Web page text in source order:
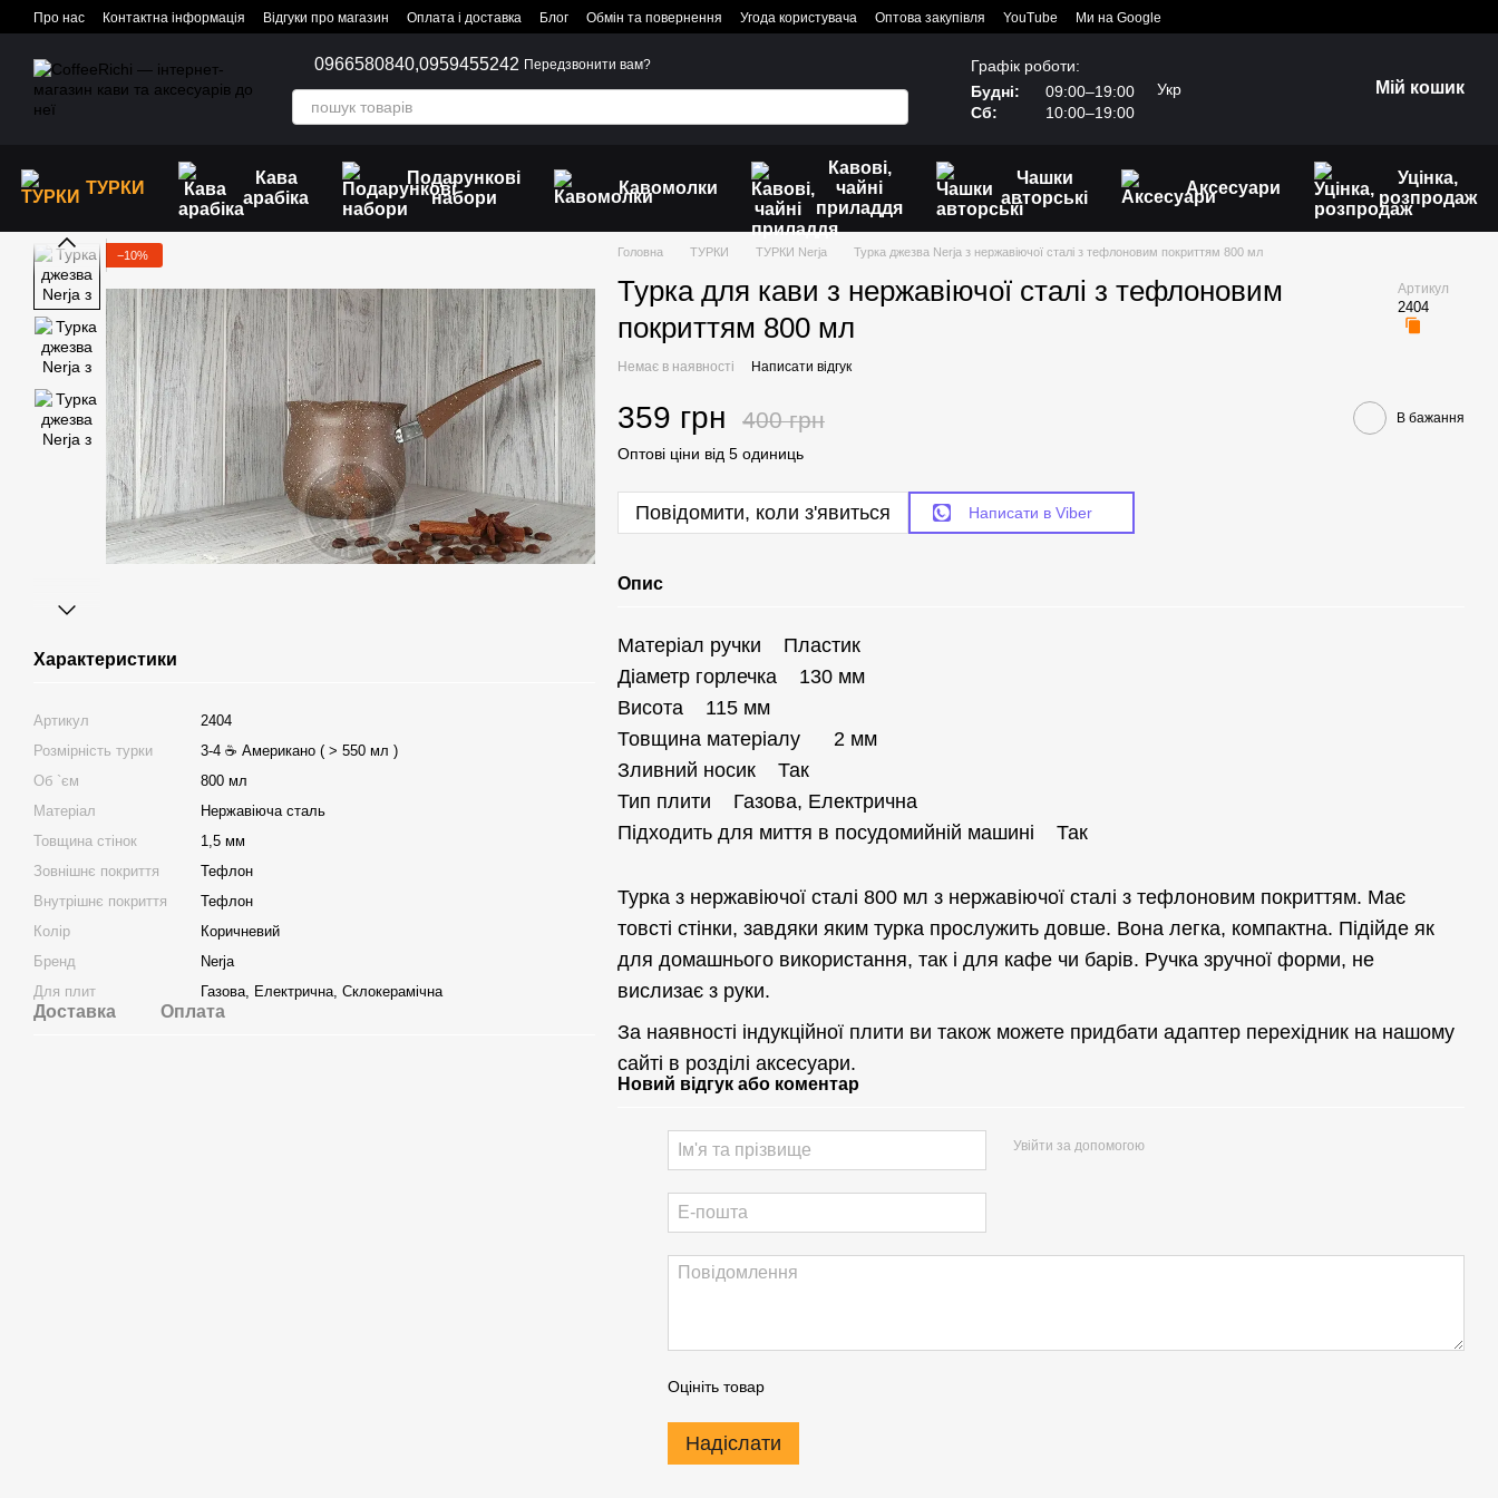
Перейти до основного контенту
Про нас Контактна інформація Відгуки про магазин Оплата і доставка Блог Обмін та повернення Угода користувача Оптова закупівля YouTube Ми на Google
0966580840,0959455242 Передзвонити вам?
Графік роботи:
Будні:
09:00–19:00
Сб:
10:00–19:00
Укр Мій кошик
ТУРКИ
Кава
арабіка
Подарункові
набори
Кавомолки
Кавові,
чайні
приладдя
Чашки
авторські
Аксесуари
Уцінка,
розпродаж
−10%
Характеристики
Артикул
2404
Розмірність турки
3-4 ☕ Американо ( > 550 мл )
Об `єм
800 мл
Матеріал
Нержавіюча сталь
Товщина стінок
1,5 мм
Зовнішнє покриття
Тефлон
Внутрішнє покриття
Тефлон
Колір
Коричневий
Бренд
Nerja
Для плит
Газова, Електрична, Склокерамічна
Доставка Оплата
Головна ТУРКИ ТУРКИ Nerja Турка джезва Nerja з нержавіючої сталі з тефлоновим покриттям 800 мл
Турка для кави з нержавіючої сталі з тефлоновим
покриттям 800 мл
Артикул
2404
Немає в наявності Написати відгук
359 грн 400 грн В бажання
Оптові ціни від 5 одиниць
Повідомити, коли з'явиться Написати в Viber
Опис
Матеріал ручки Пластик
Діаметр горлечка 130 мм
Висота 115 мм
Товщина матеріалу 2 мм
Зливний носик Так
Тип плити Газова, Електрична
Підходить для миття в посудомийній машині Так
Турка з нержавіючої сталі 800 мл з нержавіючої сталі з тефлоновим покриттям. Має
товсті стінки, завдяки яким турка прослужить довше. Вона легка, компактна. Підійде як
для домашнього використання, так і для кафе чи барів. Ручка зручної форми, не
вислизає з руки.
За наявності індукційної плити ви також можете придбати адаптер перехідник на нашому
сайті в розділі аксесуари.
Новий відгук або коментар
Увійти за допомогою
Оцініть товар
Надіслати